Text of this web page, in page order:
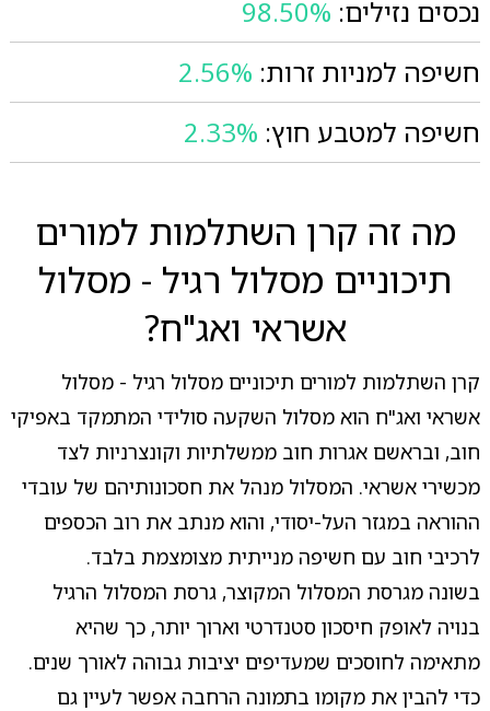
נכסים נזילים: 98.50%
חשיפה למניות זרות: 2.56%
חשיפה למטבע חוץ: 2.33%
מה זה קרן השתלמות למורים
תיכוניים מסלול רגיל - מסלול
אשראי ואג"ח?
קרן השתלמות למורים תיכוניים מסלול רגיל - מסלול
אשראי ואג"ח הוא מסלול השקעה סולידי המתמקד באפיקי
חוב, ובראשם אגרות חוב ממשלתיות וקונצרניות לצד
מכשירי אשראי. המסלול מנהל את חסכונותיהם של עובדי
ההוראה במגזר העל-יסודי, והוא מנתב את רוב הכספים
לרכיבי חוב עם חשיפה מנייתית מצומצמת בלבד.
בשונה מגרסת המסלול המקוצר, גרסת המסלול הרגיל
בנויה לאופק חיסכון סטנדרטי וארוך יותר, כך שהיא
מתאימה לחוסכים שמעדיפים יציבות גבוהה לאורך שנים.
כדי להבין את מקומו בתמונה הרחבה אפשר לעיין גם